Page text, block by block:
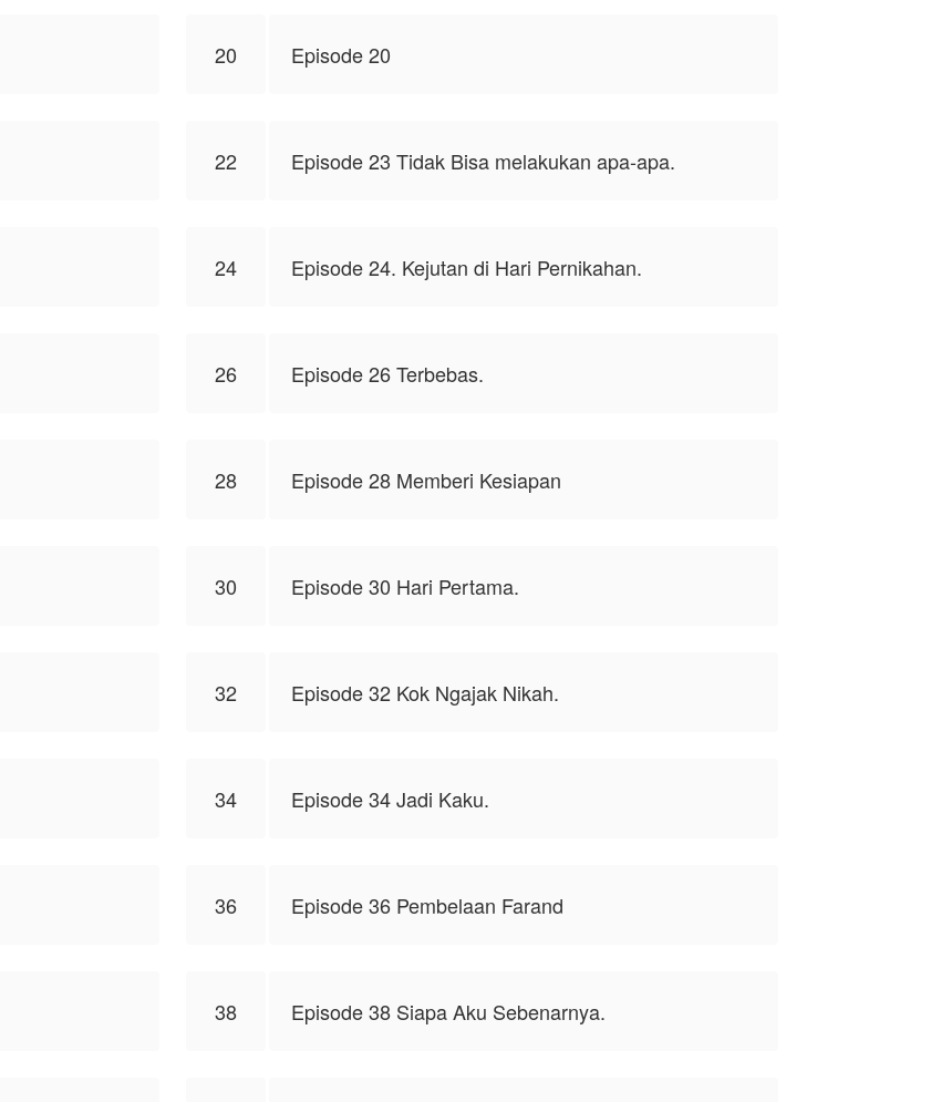
20 Episode 20
22 Episode 23 Tidak Bisa melakukan apa-apa.
24 Episode 24. Kejutan di Hari Pernikahan.
26 Episode 26 Terbebas.
28 Episode 28 Memberi Kesiapan
30 Episode 30 Hari Pertama.
32 Episode 32 Kok Ngajak Nikah.
34 Episode 34 Jadi Kaku.
36 Episode 36 Pembelaan Farand
38 Episode 38 Siapa Aku Sebenarnya.